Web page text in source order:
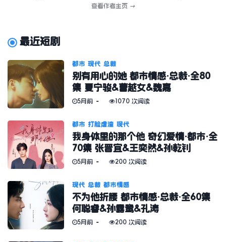
查看作者主页 →
最近短剧
都市 现代 总裁
别有用心的她 都市情感·总裁·全80
集 夏宁骏&曹越女&魏嘉
5月前 1070 次阅读
都市 打脸虐渣 现代
我身体里的那个他 奇幻爱情·都市·全
70集 张晋宜&王奕然&孙乾钊
5月前 200 次阅读
现代 总裁 都市情感
不为他折腰 都市情感·总裁·全60集
何聪睿&孙露鹭&孔涛
5月前 200 次阅读